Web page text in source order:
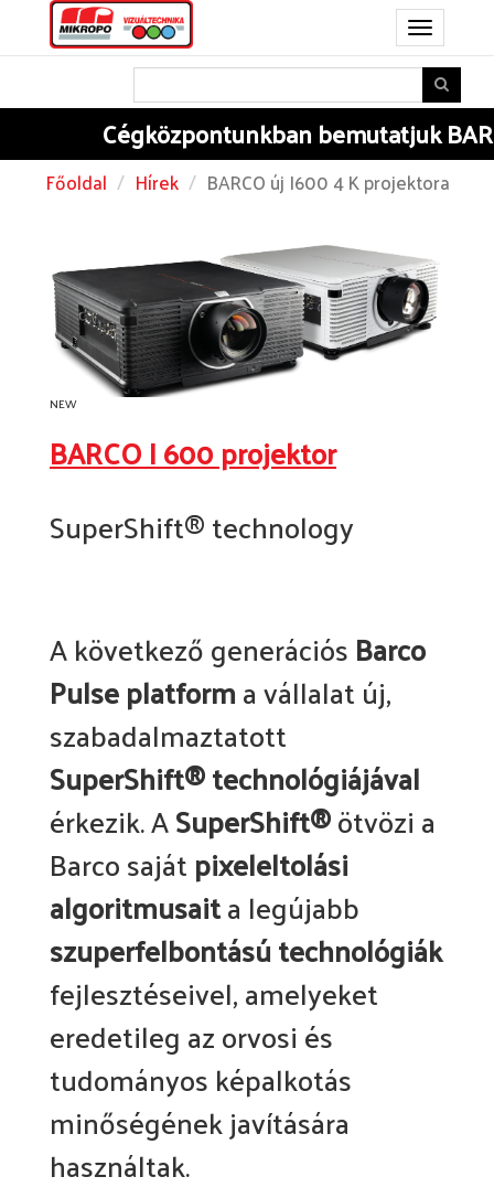
Toggle
navigation
Cégközpontunkbanbemutatjuk
Főoldal Hírek BARCO új I600 4 K projektora
NEW
BARCO I 600 projektor
SuperShift® technology
A következő generációsBarco
Pulse platforma vállalat új,
szabadalmaztatott
SuperShift® technológiájával
érkezik. ASuperShift®ötvözi a
Barco sajátpixeleltolási
algoritmusaita legújabb
szuperfelbontású technológiák
fejlesztéseivel, amelyeket
eredetileg az orvosi és
tudományos képalkotás
minőségének javítására
használtak.